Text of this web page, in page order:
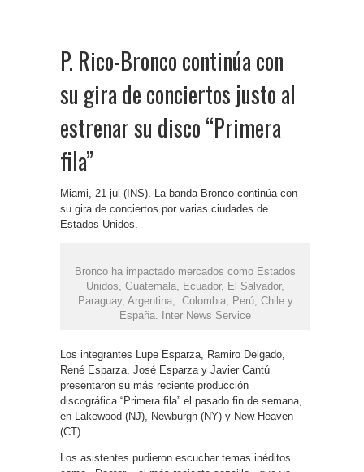
P. Rico-Bronco continúa con
su gira de conciertos justo al
estrenar su disco “Primera
fila”
Miami, 21 jul (INS).-La banda Bronco continúa con
su gira de conciertos por varias ciudades de
Estados Unidos.
Bronco ha impactado mercados como Estados
Unidos, Guatemala, Ecuador, El Salvador,
Paraguay, Argentina, Colombia, Perú, Chile y
España. Inter News Service
Los integrantes Lupe Esparza, Ramiro Delgado,
René Esparza, José Esparza y Javier Cantú
presentaron su más reciente producción
discográfica “Primera fila” el pasado fin de semana,
en Lakewood (NJ), Newburgh (NY) y New Heaven
(CT).
Los asistentes pudieron escuchar temas inéditos